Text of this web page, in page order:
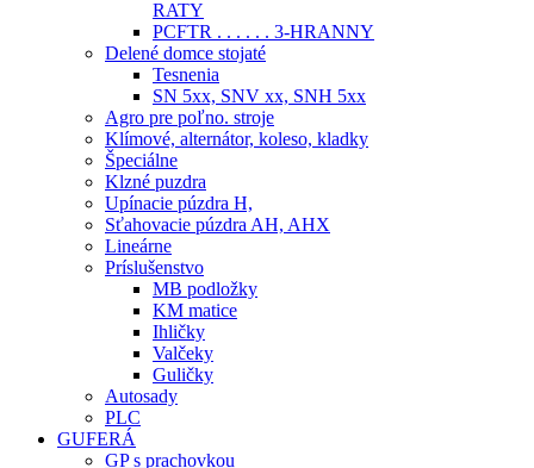
RATY
PCFTR . . . . . . 3-HRANNY
Delené domce stojaté
Tesnenia
SN 5xx, SNV xx, SNH 5xx
Agro pre poľno. stroje
Klímové, alternátor, koleso, kladky
Špeciálne
Klzné puzdra
Upínacie púzdra H,
Sťahovacie púzdra AH, AHX
Lineárne
Príslušenstvo
MB podložky
KM matice
Ihličky
Valčeky
Guličky
Autosady
PLC
GUFERÁ
GP s prachovkou